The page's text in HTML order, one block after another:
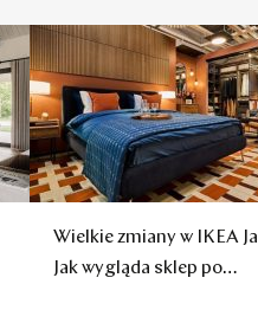
Wielkie zmiany w IKEA
Jak wygląda sklep po